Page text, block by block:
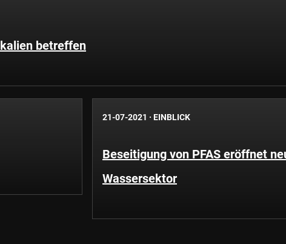
betreffen
21-07-2021 · EINBLICK
Beseitigung von PFAS eröffnet
Wassersektor